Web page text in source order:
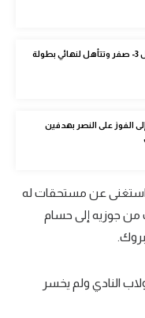
جنوب أفريقيا تهزم سيشل 3- صفر وتتأهل لنهائي بطولة
الفوز على النصر بهدفين
استغنى عن مستحقات له
من جوزيه إلى حسام
النادي ولم يخسر